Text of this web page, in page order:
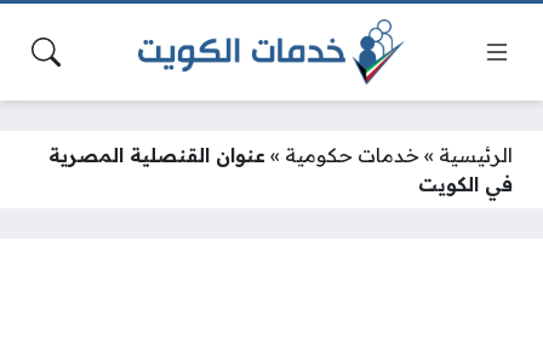
الرئيسية » خدمات حكومية » عنوان القنصلية المصرية
في الكويت